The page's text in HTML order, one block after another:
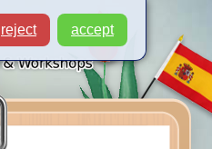
reject accept